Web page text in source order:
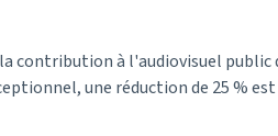
contribution à l'audiovisuel public
une réduction de 25 % est